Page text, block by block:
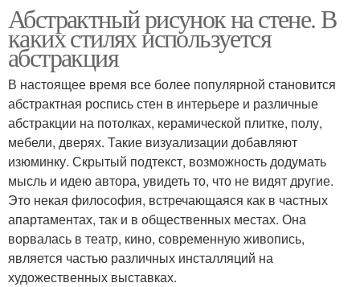
Абстрактный рисунок на стене. В
каких стилях используется
абстракция
В настоящее время все более популярной становится
абстрактная роспись стен в интерьере и различные
абстракции на потолках, керамической плитке, полу,
мебели, дверях. Такие визуализации добавляют
изюминку. Скрытый подтекст, возможность додумать
мысль и идею автора, увидеть то, что не видят другие.
Это некая философия, встречающаяся как в частных
апартаментах, так и в общественных местах. Она
ворвалась в театр, кино, современную живопись,
является частью различных инсталляций на
художественных выставках.